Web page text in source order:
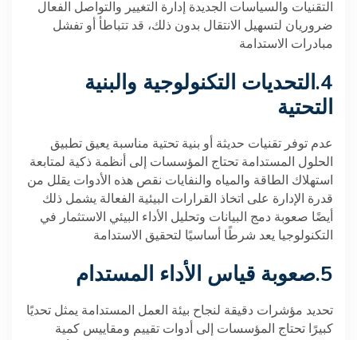
التقنيات والسياسات الجديدة إدارة التغيير والتواصل الفعال
ضروريان لتسهيل الانتقال بدون ذلك، قد تتباطأ أو تفشل
مبادرات الاستدامة
.4 التحديات التكنولوجية والبنية
التحتية
عدم توفر تقنيات حديثة أو بنية تحتية مناسبة يعيق تطبيق
الحلول المستدامة تحتاج المؤسسات إلى أنظمة ذكية لمتابعة
استهلاك الطاقة والمياه والنفايات نقص هذه الأدوات يقلل من
قدرة الإدارة على اتخاذ القرارات البيئية الفعالة يشمل ذلك
أيضًا صعوبة دمج البيانات وتحليل الأداء البيئي الاستثمار في
التكنولوجيا يعد شرطًا أساسيًا لتحقيق الاستدامة
.5صعوبة قياس الأداء المستدام
تحديد مؤشرات دقيقة لنجاح بيئة العمل المستدامة يمثل تحديًا
كبيرًا تحتاج المؤسسات إلى أدوات تقييم ومقاييس كمية